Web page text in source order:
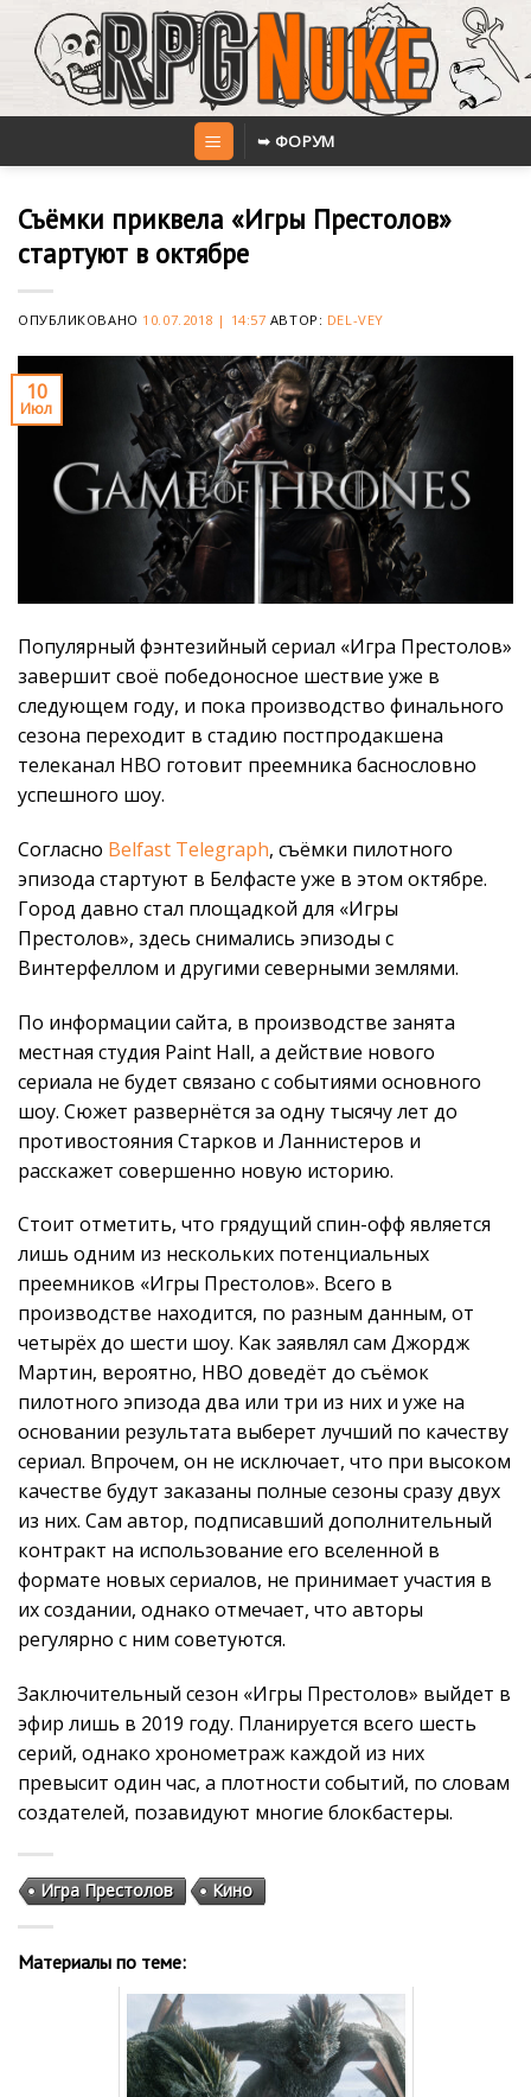
content
➥ ФОРУМ
Съёмки приквела «Игры Престолов»
стартуют в октябре
ОПУБЛИКОВАНО 10.07.2018 | 14:57 АВТОР: DEL-VEY
10
Июл
Популярный фэнтезийный сериал «Игра Престолов»
завершит своё победоносное шествие уже в
следующем году, и пока производство финального
сезона переходит в стадию постпродакшена
телеканал HBO готовит преемника баснословно
успешного шоу.
Согласно Belfast Telegraph, съёмки пилотного
эпизода стартуют в Белфасте уже в этом октябре.
Город давно стал площадкой для «Игры
Престолов», здесь снимались эпизоды с
Винтерфеллом и другими северными землями.
По информации сайта, в производстве занята
местная студия Paint Hall, а действие нового
сериала не будет связано с событиями основного
шоу. Сюжет развернётся за одну тысячу лет до
противостояния Старков и Ланнистеров и
расскажет совершенно новую историю.
Стоит отметить, что грядущий спин-офф является
лишь одним из нескольких потенциальных
преемников «Игры Престолов». Всего в
производстве находится, по разным данным, от
четырёх до шести шоу. Как заявлял сам Джордж
Мартин, вероятно, HBO доведёт до съёмок
пилотного эпизода два или три из них и уже на
основании результата выберет лучший по качеству
сериал. Впрочем, он не исключает, что при высоком
качестве будут заказаны полные сезоны сразу двух
из них. Сам автор, подписавший дополнительный
контракт на использование его вселенной в
формате новых сериалов, не принимает участия в
их создании, однако отмечает, что авторы
регулярно с ним советуются.
Заключительный сезон «Игры Престолов» выйдет в
эфир лишь в 2019 году. Планируется всего шесть
серий, однако хронометраж каждой из них
превысит один час, а плотности событий, по словам
создателей, позавидуют многие блокбастеры.
Игра Престолов Кино
Материалы по теме: